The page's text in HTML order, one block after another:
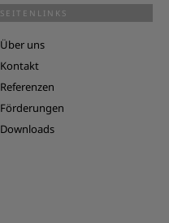
SEITENLINKS
Über uns
Kontakt
Referenzen
Förderungen
Downloads